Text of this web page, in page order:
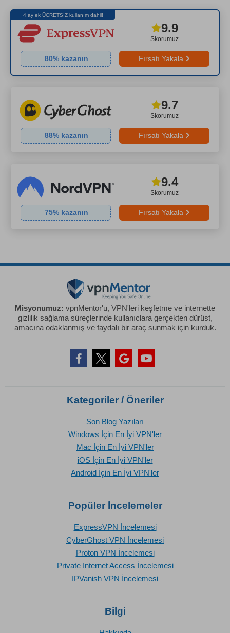
4 ay ek ÜCRETSİZ kullanım dahil!
Skorumuz
9.9
80% kazanın Fırsatı Yakala
Skorumuz
9.7
88% kazanın Fırsatı Yakala
Skorumuz
9.4
75% kazanın Fırsatı Yakala
Misyonumuz: vpnMentor'u, VPN'leri keşfetme ve internette
gizlilik sağlama süreçlerinde kullanıclara gerçekten dürüst,
amacına odaklanmış ve faydalı bir araç sunmak için kurduk.
Kategoriler / Öneriler
Son Blog Yazıları
Windows İçin En İyi VPN'ler
Mac İçin En İyi VPN'ler
iOS İçin En İyi VPN'ler
Android İçin En İyi VPN'ler
Popüler İncelemeler
ExpressVPN İncelemesi
CyberGhost VPN İncelemesi
Proton VPN İncelemesi
Private Internet Access İncelemesi
IPVanish VPN İncelemesi
Bilgi